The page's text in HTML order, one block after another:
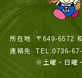
所在地
〒649-6572
連絡先
TEL:0736-
※土曜・日曜